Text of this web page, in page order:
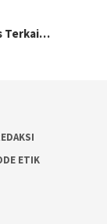
Terkai…
ETIK